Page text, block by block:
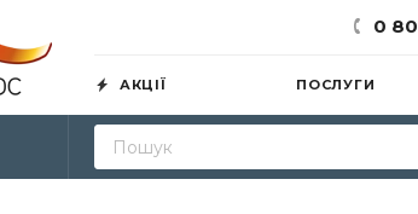
0
АКЦІЇ ПОСЛУГИ